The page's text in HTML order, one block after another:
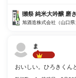
獺祭 純米大吟醸 磨
旭酒造株式会社（山口県
ま
おいしい。ひろきくん